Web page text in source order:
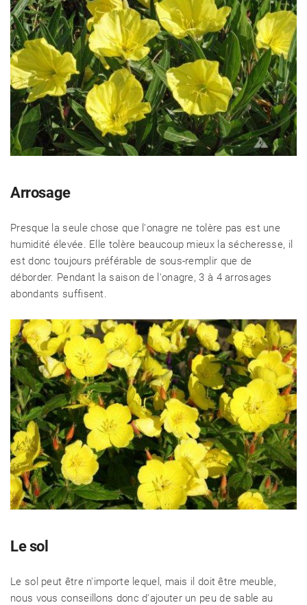
Arrosage
Presque la seule chose que l'onagre ne tolère pas est une
humidité élevée. Elle tolère beaucoup mieux la sécheresse, il
est donc toujours préférable de sous-remplir que de
déborder. Pendant la saison de l'onagre, 3 à 4 arrosages
abondants suffisent.
Le sol
Le sol peut être n'importe lequel, mais il doit être meuble,
nous vous conseillons donc d'ajouter un peu de sable au